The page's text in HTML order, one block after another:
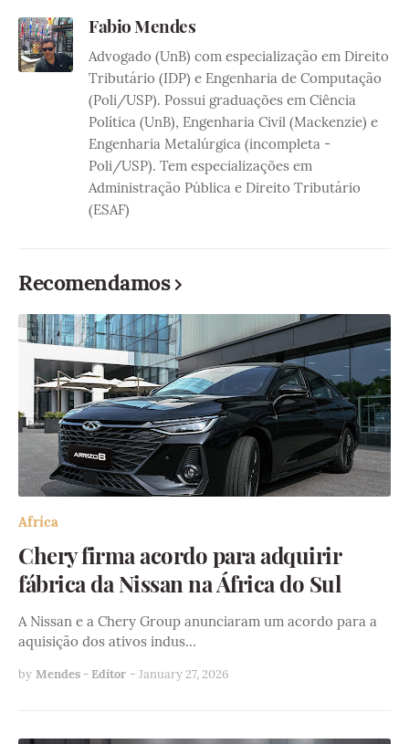
Fabio Mendes
Advogado (UnB) com especialização em Direito
Tributário (IDP) e Engenharia de Computação
(Poli/USP). Possui graduações em Ciência
Política (UnB), Engenharia Civil (Mackenzie) e
Engenharia Metalúrgica (incompleta -
Poli/USP). Tem especializações em
Administração Pública e Direito Tributário
(ESAF)
Recomendamos
Africa
Chery firma acordo para adquirir
fábrica da Nissan na África do Sul
A Nissan e a Chery Group anunciaram um acordo para a
aquisição dos ativos indus…
by Mendes - Editor - January 27, 2026